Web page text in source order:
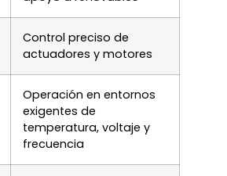
Control preciso de
actuadores y motores
Operación en entornos
exigentes de
temperatura, voltaje y
frecuencia